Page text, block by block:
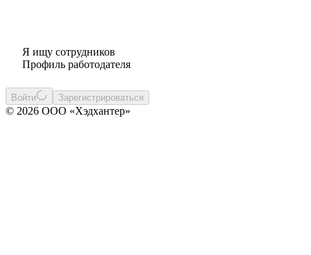
Я ищу сотрудников
Профиль работодателя
Войти Зарегистрироваться
© 2026 ООО «Хэдхантер»